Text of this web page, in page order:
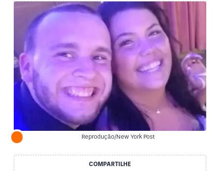
Reprodução/New York Post
COMPARTILHE